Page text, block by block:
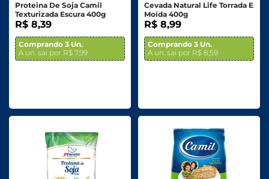
Proteina De Soja Camil
Texturizada Escura 400g
R$ 8,39
Comprando 3 Un.
A un. sai por R$ 7,99
Cevada Natural Life Torrada E
Moída 400g
R$ 8,99
Comprando 3 Un.
A un. sai por R$ 8,59